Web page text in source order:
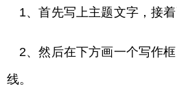
1、首先写上主题文字，接着
2、然后在下方画一个写作
线。